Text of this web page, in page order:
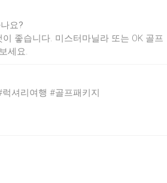
요?
좋습니다. 미스터마닐라 또는 OK 골프
세요.
셔리여행 #골프패키지